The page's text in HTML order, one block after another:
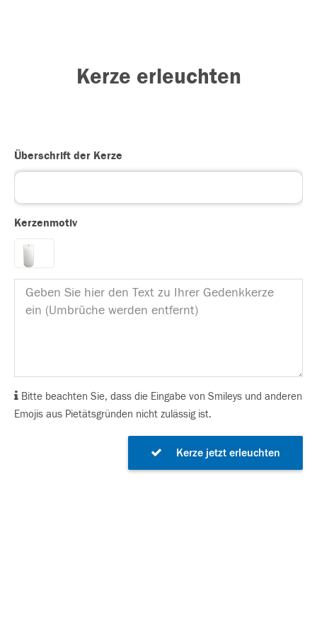
Kerze erleuchten
Überschrift der Kerze
Kerzenmotiv
Bitte beachten Sie, dass die Eingabe von Smileys und anderen
Emojis aus Pietätsgründen nicht zulässig ist.
Kerze jetzt erleuchten